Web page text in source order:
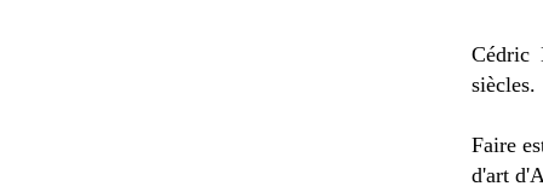
Cédric
siècles.
Faire
d'art